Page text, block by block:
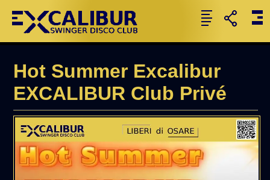
Hot Summer Excalibur
EXCALIBUR Club Privé